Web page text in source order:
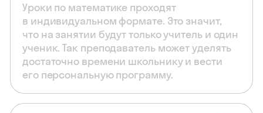
Уроки по математике проходят
в индивидуальном формате. Это значит,
что на занятии будут только учитель и один
ученик. Так преподаватель может уделять
достаточно времени школьнику и вести
его персональную программу.